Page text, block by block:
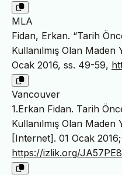
MLA
Fidan, Erkan. “Tarih
Kullanılmış Olan Maden
Ocak 2016, ss. 49-59,
Vancouver
1.Erkan Fidan. Tarih
Kullanılmış Olan Maden
[Internet]. 01 Ocak
https://izlik.org/